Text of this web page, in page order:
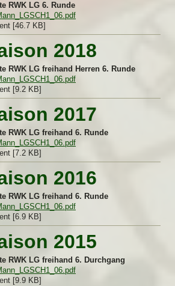
RWK LG 6. Runde
[46.7 KB]
2018
RWK LG freihand Herren 6. Runde
[9.2 KB]
2017
RWK LG freihand 6. Runde
[7.2 KB]
2016
RWK LG freihand 6. Runde
[6.9 KB]
2015
RWK LG freihand 6. Durchgang
[9.9 KB]